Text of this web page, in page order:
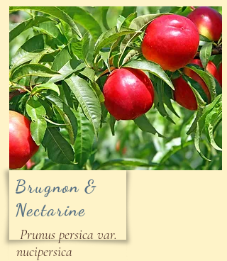
Brugnon &
Nectarine
Prunus persica var.
nucipersica